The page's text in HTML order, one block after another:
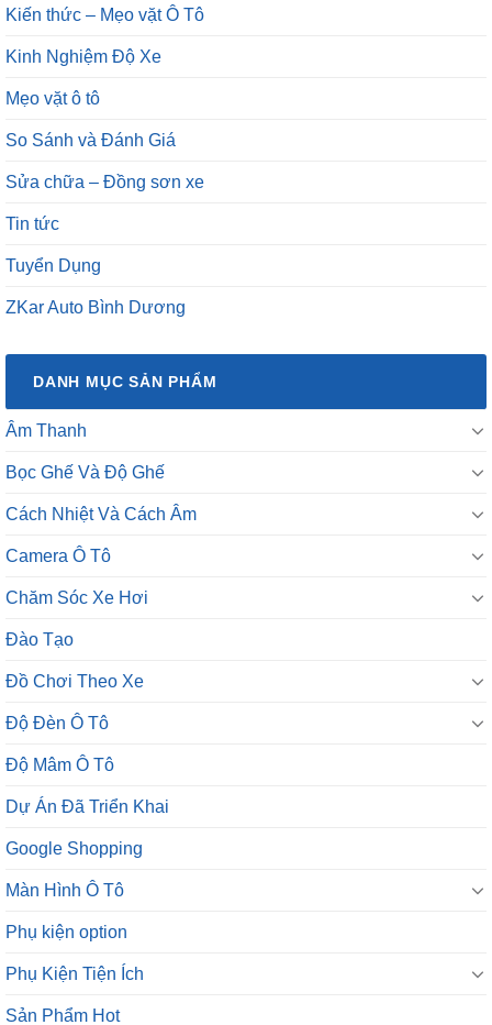
Kiến thức – Mẹo vặt Ô Tô
Kinh Nghiệm Độ Xe
Mẹo vặt ô tô
So Sánh và Đánh Giá
Sửa chữa – Đồng sơn xe
Tin tức
Tuyển Dụng
ZKar Auto Bình Dương
DANH MỤC SẢN PHẨM
Âm Thanh
Bọc Ghế Và Độ Ghế
Cách Nhiệt Và Cách Âm
Camera Ô Tô
Chăm Sóc Xe Hơi
Đào Tạo
Đồ Chơi Theo Xe
Độ Đèn Ô Tô
Độ Mâm Ô Tô
Dự Án Đã Triển Khai
Google Shopping
Màn Hình Ô Tô
Phụ kiện option
Phụ Kiện Tiện Ích
Sản Phẩm Hot